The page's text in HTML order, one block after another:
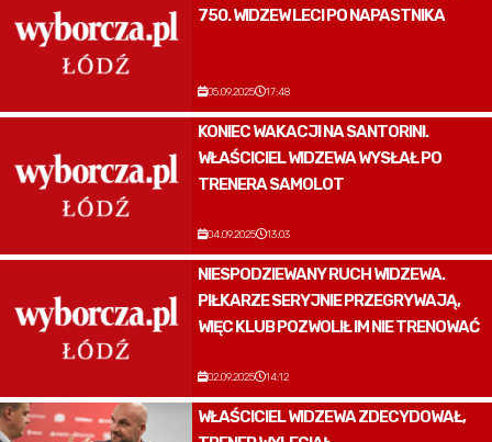
750. WIDZEW LECI PO NAPASTNIKA
05.09.2025 17:48
KONIEC WAKACJI NA SANTORINI.
WŁAŚCICIEL WIDZEWA WYSŁAŁ PO
TRENERA SAMOLOT
04.09.2025 13:03
NIESPODZIEWANY RUCH WIDZEWA.
PIŁKARZE SERYJNIE PRZEGRYWAJĄ,
WIĘC KLUB POZWOLIŁ IM NIE TRENOWAĆ
02.09.2025 14:12
WŁAŚCICIEL WIDZEWA ZDECYDOWAŁ,